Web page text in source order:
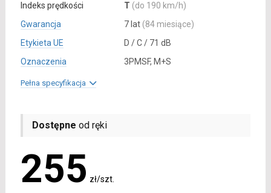
Indeks prędkości
T (do 190 km/h)
Gwarancja
7 lat (84 miesiące)
Etykieta UE
D / C / 71 dB
Oznaczenia
3PMSF, M+S
Pełna specyfikacja
Dostępne od ręki
255 zł/szt.